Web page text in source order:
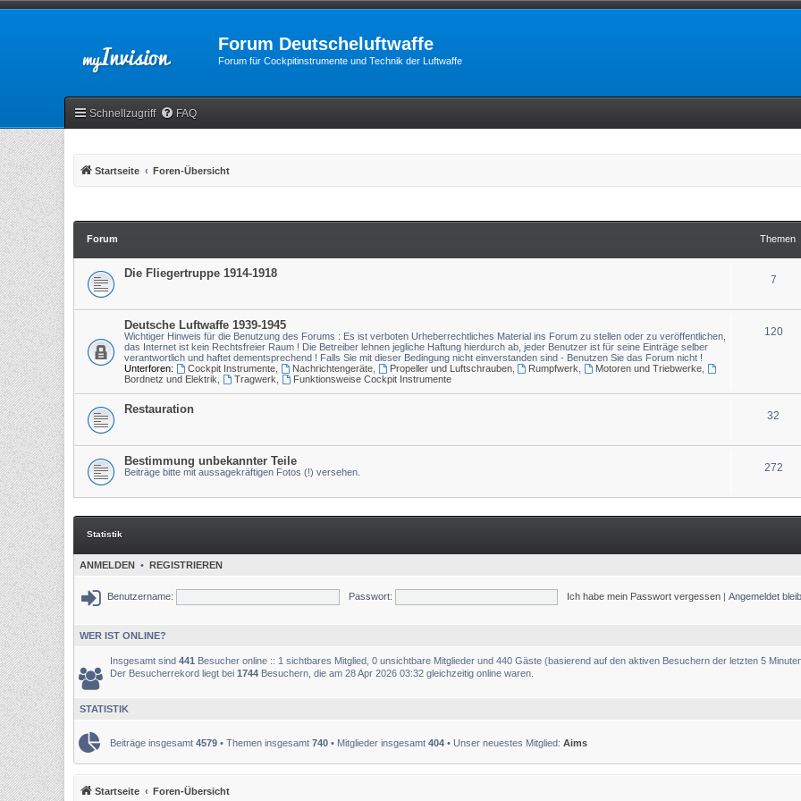
Forum Deutscheluftwaffe
Forum für Cockpitinstrumente und Technik der Luftwaffe
Schnellzugriff FAQ
Startseite Foren-Übersicht
Forum Themen
Die Fliegertruppe 1914-1918 7
Deutsche Luftwaffe 1939-1945
Wichtiger Hinweis für die Benutzung des Forums : Es ist verboten Urheberrechtliches Material ins Forum zu stellen oder zu veröffentlichen,
das Internet ist kein Rechtsfreier Raum ! Die Betreiber lehnen jegliche Haftung hierdurch ab, jeder Benutzer ist für seine Einträge selber
verantwortlich und haftet dementsprechend ! Falls Sie mit dieser Bedingung nicht einverstanden sind - Benutzen Sie das Forum nicht !
Unterforen:
Cockpit Instrumente, Nachrichtengeräte, Propeller und Luftschrauben, Rumpfwerk Motoren und Triebwerke
Bordnetz und Elektrik
Tragwerk Funktionsweise Cockpit Instrumente
120
Restauration 32
Bestimmung unbekannter Teile
Beiträge bitte mit aussagekräftigen Fotos (!) versehen. 272
Statistik
ANMELDEN • REGISTRIEREN
Benutzername: Passwort: Ich habe mein Passwort vergessen | Angemeldet
WER IST ONLINE?
Insgesamt sind 441 Besucher online :: 1 sichtbares Mitglied, 0 unsichtbare Mitglieder und 440 Gäste (basierend auf den aktiven Besuchern der letzten 5
Der Besucherrekord liegt bei 1744 Besuchern, die am 28 Apr 2026 03:32 gleichzeitig online waren.
STATISTIK
Beiträge insgesamt 4579 • Themen insgesamt 740 • Mitglieder insgesamt 404 • Unser neuestes Mitglied: Aims
Startseite Foren-Übersicht